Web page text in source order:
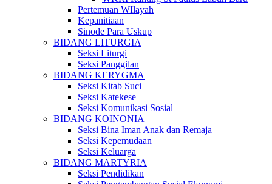
Pertemuan WIlayah
Kepanitiaan
Sinode Para Uskup
BIDANG LITURGIA
Seksi Liturgi
Seksi Panggilan
BIDANG KERYGMA
Seksi Kitab Suci
Seksi Katekese
Seksi Komunikasi Sosial
BIDANG KOINONIA
Seksi Bina Iman Anak dan Remaja
Seksi Kepemudaan
Seksi Keluarga
BIDANG MARTYRIA
Seksi Pendidikan